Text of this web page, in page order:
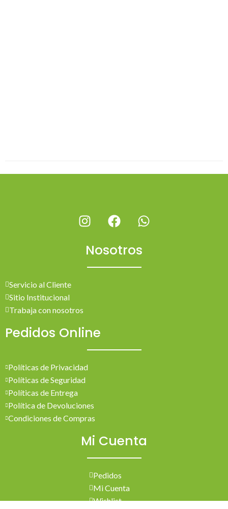
Nosotros
Servicio al Cliente
Sitio Institucional
Trabaja con nosotros
Pedidos Online
Políticas de Privacidad
Políticas de Seguridad
Políticas de Entrega
Política de Devoluciones
Condiciones de Compras
Mi Cuenta
Pedidos
Mi Cuenta
Wishlist